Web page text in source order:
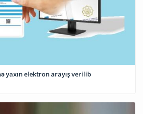
yaxın elektron arayış verilib